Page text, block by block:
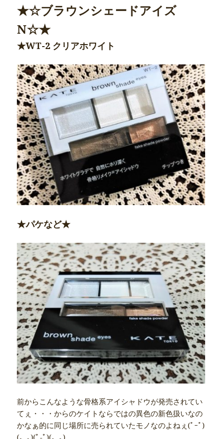
★☆ブラウンシェードアイズ
N☆★
★WT-2 クリアホワイト
★パケなど★
前からこんなような骨格系アイシャドウが発売されてい
てぇ・・・からのケイトならではの異色の新色扱いなの
かなぁ的に同じ場所に売られていたモノなのよねぇ(ﾟｰﾟ)